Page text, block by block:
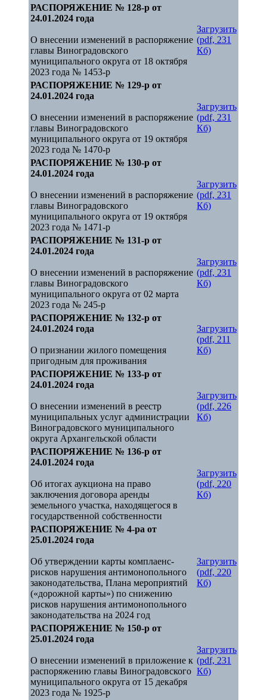
РАСПОРЯЖЕНИЕ № 128-р от
24.01.2024 года
О внесении изменений в распоряжение
главы Виноградовского
муниципального округа от 18 октября
2023 года № 1453-р
Загрузить
(pdf, 231
Кб)
РАСПОРЯЖЕНИЕ № 129-р от
24.01.2024 года
О внесении изменений в распоряжение
главы Виноградовского
муниципального округа от 19 октября
2023 года № 1470-р
Загрузить
(pdf, 231
Кб)
РАСПОРЯЖЕНИЕ № 130-р от
24.01.2024 года
О внесении изменений в распоряжение
главы Виноградовского
муниципального округа от 19 октября
2023 года № 1471-р
Загрузить
(pdf, 231
Кб)
РАСПОРЯЖЕНИЕ № 131-р от
24.01.2024 года
О внесении изменений в распоряжение
главы Виноградовского
муниципального округа от 02 марта
2023 года № 245-р
Загрузить
(pdf, 231
Кб)
РАСПОРЯЖЕНИЕ № 132-р от
24.01.2024 года
О признании жилого помещения
пригодным для проживания
Загрузить
(pdf, 211
Кб)
РАСПОРЯЖЕНИЕ № 133-р от
24.01.2024 года
О внесении изменений в реестр
муниципальных услуг администрации
Виноградовского муниципального
округа Архангельской области
Загрузить
(pdf, 226
Кб)
РАСПОРЯЖЕНИЕ № 136-р от
24.01.2024 года
Об итогах аукциона на право
заключения договора аренды
земельного участка, находящегося в
государственной собственности
Загрузить
(pdf, 220
Кб)
РАСПОРЯЖЕНИЕ № 4-ра от
25.01.2024 года
Об утверждении карты комплаенс-
рисков нарушения антимонопольного
законодательства, Плана мероприятий
(«дорожной карты») по снижению
рисков нарушения антимонопольного
законодательства на 2024 год
Загрузить
(pdf, 220
Кб)
РАСПОРЯЖЕНИЕ № 150-р от
25.01.2024 года
О внесении изменений в приложение к
распоряжению главы Виноградовского
муниципального округа от 15 декабря
2023 года № 1925-р
Загрузить
(pdf, 231
Кб)